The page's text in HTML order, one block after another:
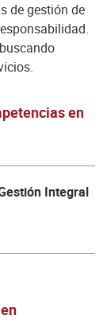
de gestión de
en
Integral